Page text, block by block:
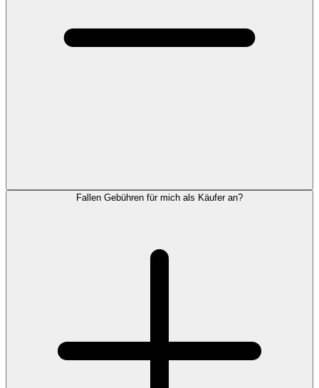
Fallen Gebühren für mich als Käufer an?